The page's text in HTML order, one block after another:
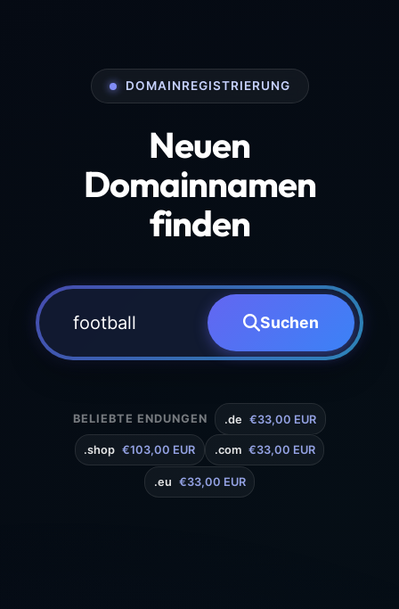
DOMAINREGISTRIERUNG
Neuen
Domainnamen
finden
Suchen
BELIEBTE ENDUNGEN .de €33,00 EUR
.shop €103,00 EUR .com €33,00 EUR
.eu €33,00 EUR